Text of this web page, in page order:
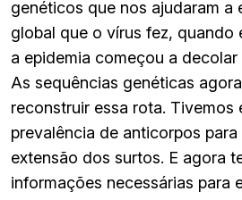
genéticos que nos ajudaram a
global que o vírus fez, quando
a epidemia começou a
As sequências genéticas
reconstruir essa rota. Tivemos
prevalência de anticorpos para
extensão dos surtos. E agora
informações necessárias para